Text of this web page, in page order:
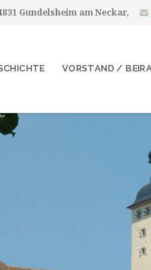
Gundelsheim am Neckar,
VORSTAND /